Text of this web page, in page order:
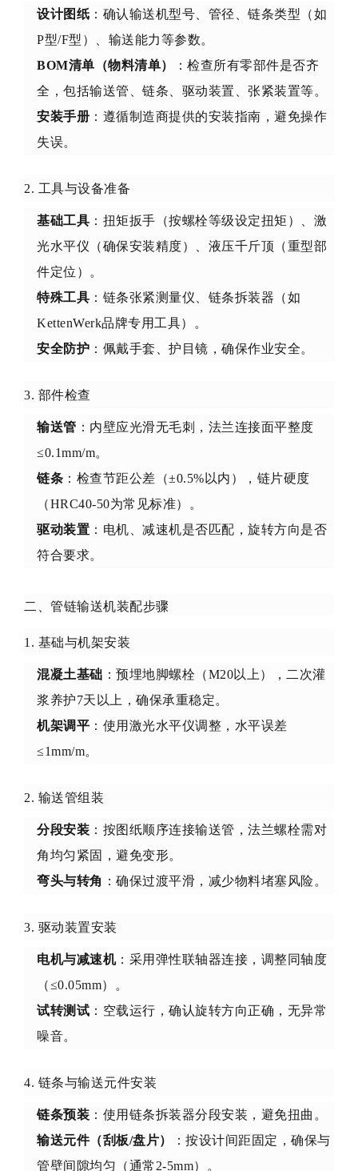
设计图纸 ：确认输送机型号、管径、链条类型（如
P型/F型）、输送能力等参数。
BOM清单（物料清单）
：检查所有零部件是否齐
全，包括输送管、链条、驱动装置、张紧装置等。
安装手册 ：遵循制造商提供的安装指南，避免操作
失误。
2. 工具与设备准备
基础工具 ：扭矩扳手（按螺栓等级设定扭矩）、激
光水平仪（确保安装精度）、液压千斤顶（重型部
件定位）。
特殊工具 ：链条张紧测量仪、链条拆装器（如
KettenWerk品牌专用工具）。
安全防护 ：佩戴手套、护目镜，确保作业安全。
3. 部件检查
输送管 ：内壁应光滑无毛刺，法兰连接面平整度
≤0.1mm/m。
链条 ：检查节距公差（±0.5%以内），链片硬度
（HRC40-50为常见标准）。
驱动装置 ：电机、减速机是否匹配，旋转方向是否
符合要求。
二、管链输送机装配步骤
1. 基础与机架安装
混凝土基础 ：预埋地脚螺栓（M20以上），二次灌
浆养护7天以上，确保承重稳定。
机架调平 ：使用激光水平仪调整，水平误差
≤1mm/m。
2. 输送管组装
分段安装 ：按图纸顺序连接输送管，法兰螺栓需对
角均匀紧固，避免变形。
弯头与转角 ：确保过渡平滑，减少物料堵塞风险。
3. 驱动装置安装
电机与减速机：采用弹性联轴器连接，调整同轴度
（≤0.05mm）。
试转测试 ：空载运行，确认旋转方向正确，无异常
噪音。
4. 链条与输送元件安装
链条预装 ：使用链条拆装器分段安装，避免扭曲。
输送元件（刮板/盘片）
：按设计间距固定，确保与
管壁间隙均匀（通常2-5mm）。